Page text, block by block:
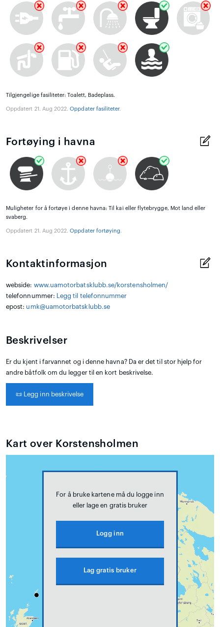
Tilgjengelige fasiliteter: Toalett, Badeplass.
Oppdatert 21. Aug 2022.Oppdater fasiliteter.
Fortøying i havna
Muligheter for å fortøye i denne havna: Til kai eller flytebrygge, Mot land eller
svaberg.
Oppdatert 21. Aug 2022.Oppdater fortøying.
Kontaktinformasjon
webside: www.uamotorbatsklubb.se/korstensholmen/
telefonnummer:
Legg til telefonnummer
epost: umk@uamotorbatsklubb.se
Beskrivelser
Er du kjent i farvannet og i denne havna? Da er det til stor hjelp for
andre båtfolk om du legger til en kort beskrivelse.
📜 Legg inn beskrivelse
Kart over Korstensholmen
For å bruke kartene må du logge inn
eller lage en gratis bruker
Logg inn
Lag gratis bruker